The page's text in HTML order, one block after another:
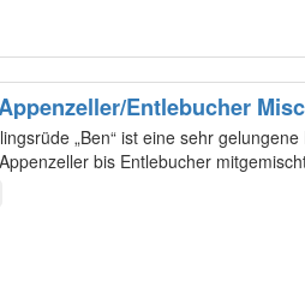
Entlebucher
„Ben“ ist eine sehr
bis Entlebucher